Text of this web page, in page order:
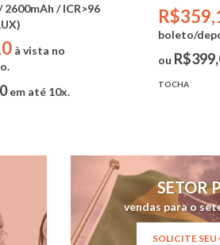
2600mAh / ICR>96
à vista no
em até 10x.
boleto/
ou
TOCHA
SETOR
vendas para o
SOLICITE